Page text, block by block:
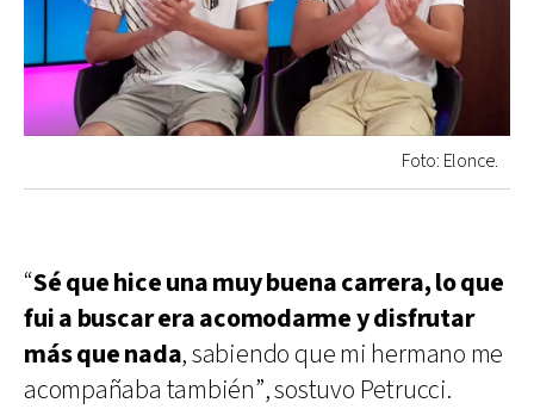
Foto: Elonce.
“Sé que hice una muy buena carrera, lo que
fui a buscar era acomodarme y disfrutar
más que nada, sabiendo que mi hermano me
acompañaba también”, sostuvo Petrucci.